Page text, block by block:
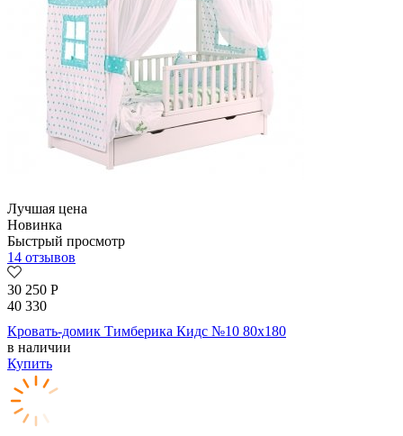
Лучшая цена
Новинка
Быстрый просмотр
14 отзывов
30 250 Р
40 330
Кровать-домик Тимберика Кидс №10 80х180
в наличии
Купить